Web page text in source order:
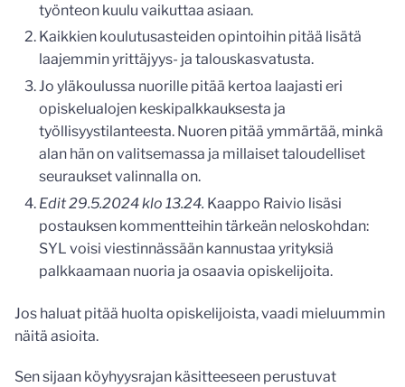
työnteon kuulu vaikuttaa asiaan.
Kaikkien koulutusasteiden opintoihin pitää lisätä
laajemmin yrittäjyys- ja talouskasvatusta.
Jo yläkoulussa nuorille pitää kertoa laajasti eri
opiskelualojen keskipalkkauksesta ja
työllisyystilanteesta. Nuoren pitää ymmärtää, minkä
alan hän on valitsemassa ja millaiset taloudelliset
seuraukset valinnalla on.
Edit 29.5.2024 klo 13.24. Kaappo Raivio lisäsi
postauksen kommentteihin tärkeän neloskohdan:
SYL voisi viestinnässään kannustaa yrityksiä
palkkaamaan nuoria ja osaavia opiskelijoita.
Jos haluat pitää huolta opiskelijoista, vaadi mieluummin
näitä asioita.
Sen sijaan köyhyysrajan käsitteeseen perustuvat